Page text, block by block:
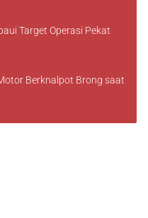
Target Operasi Pekat
Berknalpot Brong saat